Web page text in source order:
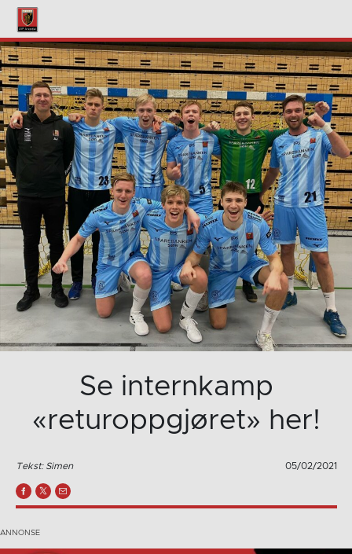
Se internkamp
«returoppgjøret» her!
Tekst: Simen 05/02/2021